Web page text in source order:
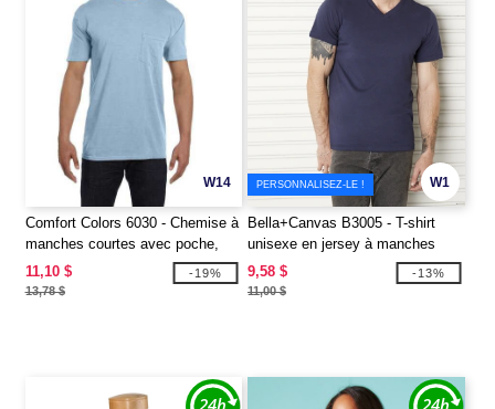
W14
Comfort Colors 6030 - Chemise à
manches courtes avec poche,
teintée dans la masse
11,10 $
13,78 $
-19%
W1
PERSONNALISEZ-LE !
Bella+Canvas B3005 - T-shirt
unisexe en jersey à manches
courtes et col en V
9,58 $
11,00 $
-13%